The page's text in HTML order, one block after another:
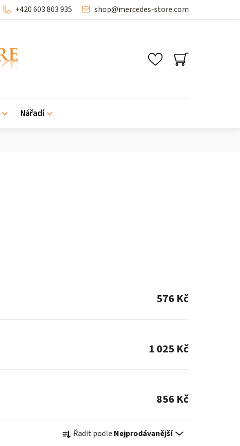
shop@mercedes-store.com
+420 603 803 935
NÁKUPNÍ
KOŠÍK
Nářadí
576 Kč
1 025 Kč
856 Kč
Ř Řadit podle:Nejprodávanější